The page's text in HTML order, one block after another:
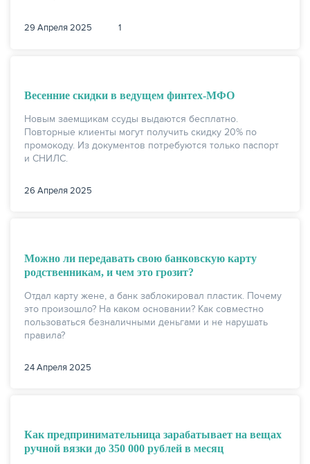
29 Апреля 2025 1
Весенние скидки в ведущем финтех-МФО
Новым заемщикам ссуды выдаются бесплатно.
Повторные клиенты могут получить скидку 20% по
промокоду. Из документов потребуются только паспорт
и СНИЛС.
26 Апреля 2025
Можно ли передавать свою банковскую карту
родственникам, и чем это грозит?
Отдал карту жене, а банк заблокировал пластик. Почему
это произошло? На каком основании? Как совместно
пользоваться безналичными деньгами и не нарушать
правила?
24 Апреля 2025
Как предпринимательница зарабатывает на вещах
ручной вязки до 350 000 рублей в месяц